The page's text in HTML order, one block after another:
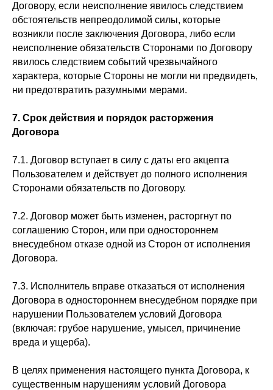
Договору, если неисполнение явилось следствием
обстоятельств непреодолимой силы, которые
возникли после заключения Договора, либо если
неисполнение обязательств Сторонами по Договору
явилось следствием событий чрезвычайного
характера, которые Стороны не могли ни предвидеть,
ни предотвратить разумными мерами.
7. Срок действия и порядок расторжения
Договора
7.1. Договор вступает в силу с даты его акцепта
Пользователем и действует до полного исполнения
Сторонами обязательств по Договору.
7.2. Договор может быть изменен, расторгнут по
соглашению Сторон, или при одностороннем
внесудебном отказе одной из Сторон от исполнения
Договора.
7.3. Исполнитель вправе отказаться от исполнения
Договора в одностороннем внесудебном порядке при
нарушении Пользователем условий Договора
(включая: грубое нарушение, умысел, причинение
вреда и ущерба).
В целях применения настоящего пункта Договора, к
существенным нарушениям условий Договора